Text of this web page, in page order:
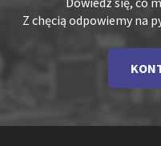
Z chęcią odpowiemy na